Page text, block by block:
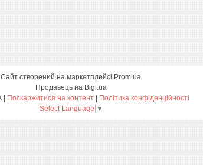
Сайт створений на маркетплейсі Prom.ua
Продавець на Bigl.ua
МОТОТЕХНІКА | Поскаржитися на контент | Політика конфіденційності
Select Language ▼